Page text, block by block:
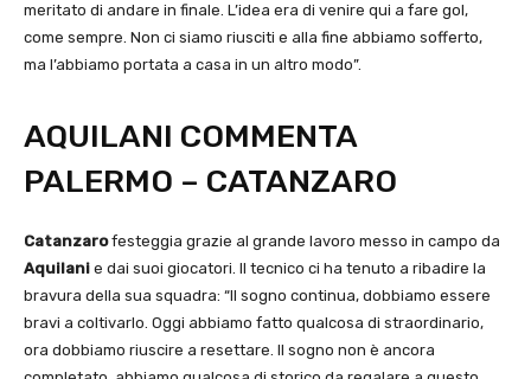
meritato di andare in finale. L’idea era di venire qui a fare gol,
come sempre. Non ci siamo riusciti e alla fine abbiamo sofferto,
ma l’abbiamo portata a casa in un altro modo”.
AQUILANI COMMENTA
PALERMO – CATANZARO
Catanzarofesteggia grazie al grande lavoro messo in campo da
Aquilani e dai suoi giocatori. Il tecnico ci ha tenuto a ribadire la
bravura della sua squadra: “Il sogno continua, dobbiamo essere
bravi a coltivarlo. Oggi abbiamo fatto qualcosa di straordinario,
ora dobbiamo riuscire a resettare. Il sogno non è ancora